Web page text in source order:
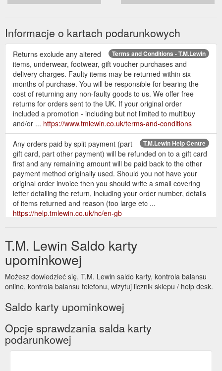
Informacje o kartach podarunkowych
Terms and Conditions - T.M.Lewin
Returns exclude any altered
items, underwear, footwear, gift voucher purchases and
delivery charges. Faulty items may be returned within six
months of purchase. You will be responsible for bearing the
cost of returning any non-faulty goods to us. We offer free
returns for orders sent to the UK. If your original order
included a promotion - including but not limited to multibuy
and/or ... https://www.tmlewin.co.uk/terms-and-conditions
T.M.Lewin Help Centre
Any orders paid by split payment (part
gift card, part other payment) will be refunded on to a gift card
first and any remaining amount will be paid back to the other
payment method originally used. Should you not have your
original order invoice then you should write a small covering
letter detailing the return, including your order number, details
of items returned and reason (too large etc ...
https://help.tmlewin.co.uk/hc/en-gb
in any amount between £10 to £500. They are sent via e-mail
to any individual with a valid e-mail address. The recipient of
an ... https://www.tmlewin.co.uk/giftcards-EGiftCard.html
Gift Card Terms & Conditions
A Gift Card can be ordered in any
amount between £10 to £500. They are sent via post to an
individual address. If you purchase multiple Gift Cards they
can only ... https://www.tmlewin.co.uk/giftcards-GiftCard.html
Gift Card purchases made through our website
will be shared with Give X who are our gift card vendor; We
use data processors who are third parties who provide
T.M. Lewin Saldo karty
upominkowej
Możesz dowiedzieć się, T.M. Lewin saldo karty, kontrola balansu
online, kontrola balansu telefonu, wizytuj licznik sklepu / help desk.
Saldo karty upominkowej
Opcje sprawdzania salda karty
podarunkowej